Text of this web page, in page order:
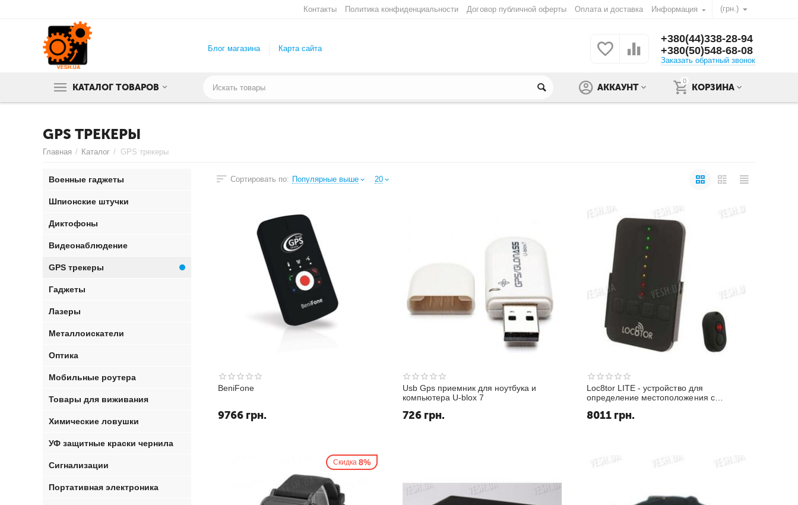
(грн.)
Контакты Политика конфиденциальности Договор публичной оферты Оплата и доставка Информация
Блог магазина Карта сайта
+380(44)338-28-94
+380(50)548-68-08
Заказать обратный звонок
КАТАЛОГ ТОВАРОВ
0
КОРЗИНА
АККАУНТ
GPS ТРЕКЕРЫ
Главная / Каталог / GPS трекеры
Сортировать по: Популярные выше 20
BeniFone
9766 грн.
Usb Gps приемник для ноутбука и
компьютера U-blox 7
726 грн.
Loc8tor LITE - устройство для
определение местоположения с
122 метров
8011 грн.
Скидка 8%
Военные гаджеты
Шпионские штучки
Диктофоны
Видеонаблюдение
GPS трекеры
Гаджеты
Лазеры
Металлоискатели
Оптика
Мобильные роутера
Товары для виживания
Химические ловушки
УФ защитные краски чернила
Сигнализации
Портативная электроника